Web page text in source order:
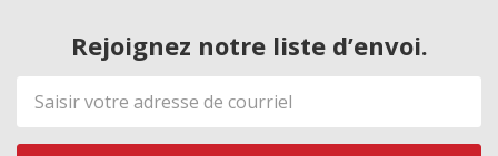
Rejoignez notre liste d’envoi.
Adresse
de
courriel